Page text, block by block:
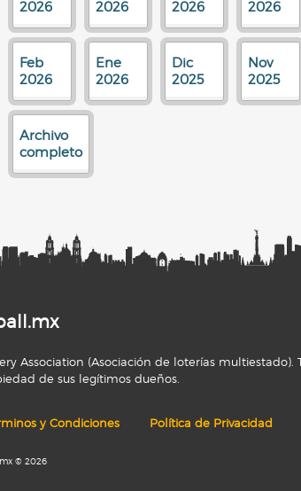
2026
2026
2026
2026
Feb
2026
Ene
2026
Dic
2025
Nov
2025
Archivo
completo
(Asociación de loterías multiestado).
de sus legítimos dueños.
y Condiciones Política de Privacidad
© 2026